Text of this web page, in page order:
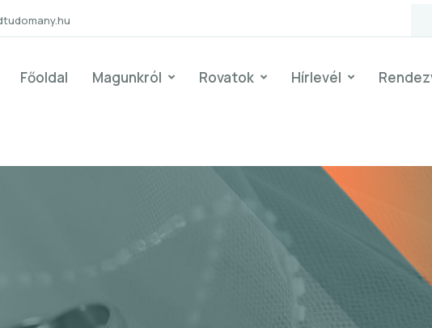
Főoldal Magunkról Rovatok Hírlevél